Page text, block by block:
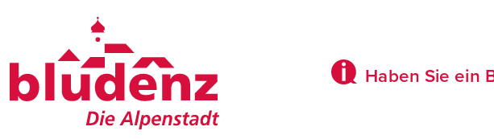
Haben Sie ein